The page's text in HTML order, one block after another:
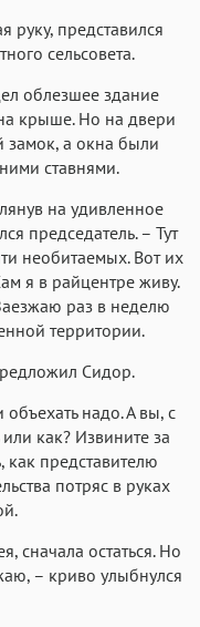
руку, представился
сельсовета.
облезшее здание
крыше. Но на двери
замок, а окна были
ставнями.
на удивленное
председатель. – Тут
необитаемых. Вот их
я в райцентре живу.
раз в неделю
территории.
Сидор.
надо. А вы, с
как? Извините за
как представителю
потряс в руках
сначала остаться. Но
– криво улыбнулся